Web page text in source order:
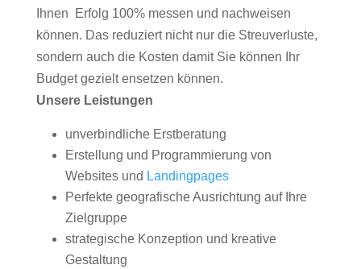
Ihnen Erfolg 100% messen und nachweisen
können. Das reduziert nicht nur die Streuverluste,
sondern auch die Kosten damit Sie können Ihr
Budget gezielt ensetzen können.
Unsere Leistungen
unverbindliche Erstberatung
Erstellung und Programmierung von
Websites und Landingpages
Perfekte geografische Ausrichtung auf Ihre
Zielgruppe
strategische Konzeption und kreative
Gestaltung